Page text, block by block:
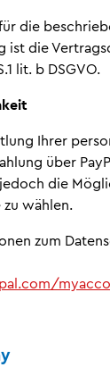
die
ist die
lit. b DSGVO.
Ihrer
über
die
wählen.
zum